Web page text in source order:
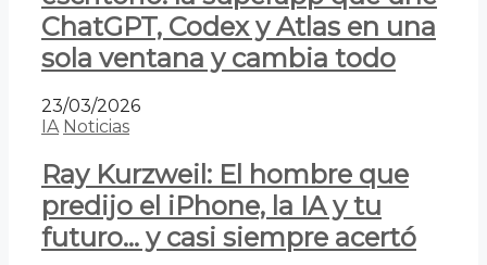
ChatGPT, Codex y Atlas en una
sola ventana y cambia todo
23/03/2026
IA Noticias
Ray Kurzweil: El hombre que
predijo el iPhone, la IA y tu
futuro… y casi siempre acertó